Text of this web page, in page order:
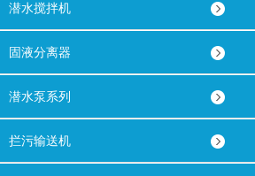
潜水搅拌机
固液分离器
潜水泵系列
拦污输送机